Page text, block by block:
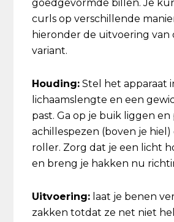
goedgevormde billen. Je
curls op verschillende
hieronder de uitvoering van
variant.
Houding: Stel het apparaat
lichaamslengte en een
past. Ga op je buik liggen en
achillespezen (boven je
roller. Zorg dat je een licht
en breng je hakken nu
Uitvoering: laat je benen
zakken totdat ze net niet